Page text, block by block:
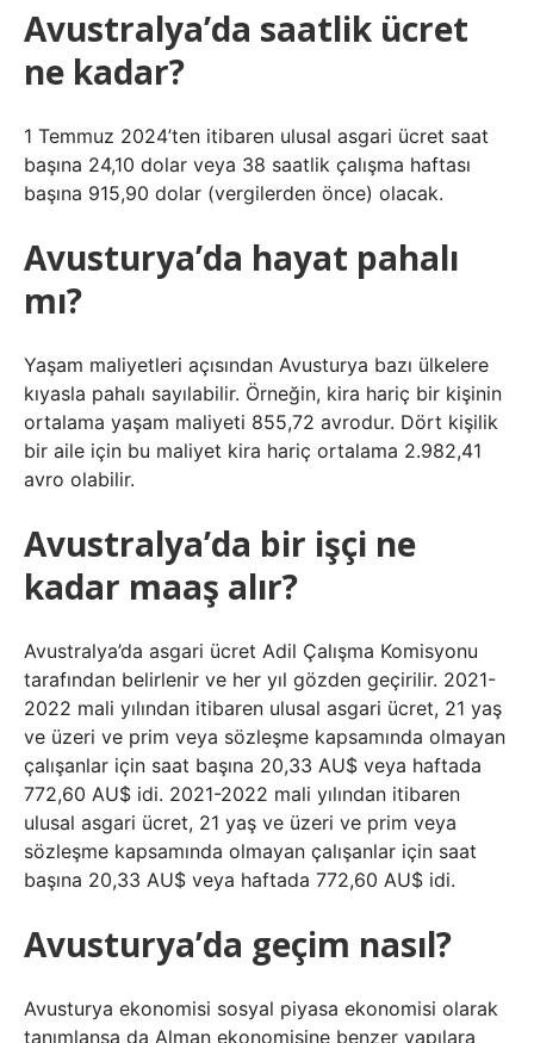
Avustralya’da saatlik ücret
ne kadar?
1 Temmuz 2024’ten itibaren ulusal asgari ücret saat
başına 24,10 dolar veya 38 saatlik çalışma haftası
başına 915,90 dolar (vergilerden önce) olacak.
Avusturya’da hayat pahalı
mı?
Yaşam maliyetleri açısından Avusturya bazı ülkelere
kıyasla pahalı sayılabilir. Örneğin, kira hariç bir kişinin
ortalama yaşam maliyeti 855,72 avrodur. Dört kişilik
bir aile için bu maliyet kira hariç ortalama 2.982,41
avro olabilir.
Avustralya’da bir işçi ne
kadar maaş alır?
Avustralya’da asgari ücret Adil Çalışma Komisyonu
tarafından belirlenir ve her yıl gözden geçirilir. 2021-
2022 mali yılından itibaren ulusal asgari ücret, 21 yaş
ve üzeri ve prim veya sözleşme kapsamında olmayan
çalışanlar için saat başına 20,33 AU$ veya haftada
772,60 AU$ idi. 2021-2022 mali yılından itibaren
ulusal asgari ücret, 21 yaş ve üzeri ve prim veya
sözleşme kapsamında olmayan çalışanlar için saat
başına 20,33 AU$ veya haftada 772,60 AU$ idi.
Avusturya’da geçim nasıl?
Avusturya ekonomisi sosyal piyasa ekonomisi olarak
tanımlansa da Alman ekonomisine benzer yapılara